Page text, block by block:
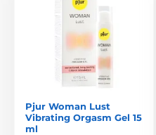
Pjur Woman Lust
Vibrating Orgasm Gel 15
ml